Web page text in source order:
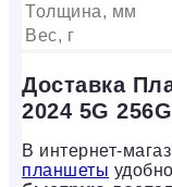
Толщина, мм
Вес, г
Доставка
2024 5G
В интернет-
планшеты